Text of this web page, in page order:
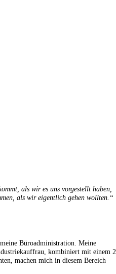
als wir es uns vorgestellt haben,
als wir eigentlich gehen wollten.“
Büroadministration. Meine
kombiniert mit einem 2
machen mich in diesem Bereich